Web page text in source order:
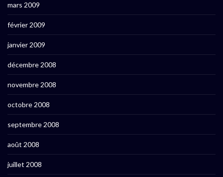
mars 2009
février 2009
janvier 2009
décembre 2008
novembre 2008
octobre 2008
septembre 2008
août 2008
juillet 2008